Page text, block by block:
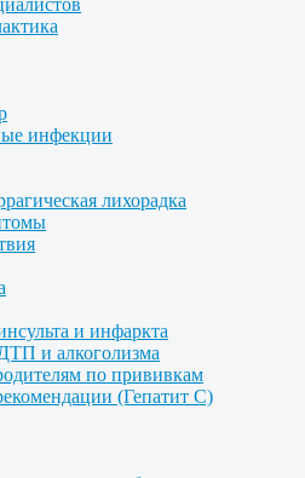
инфекции
лихорадка
и инфаркта
и алкоголизма
по прививкам
(Гепатит С)